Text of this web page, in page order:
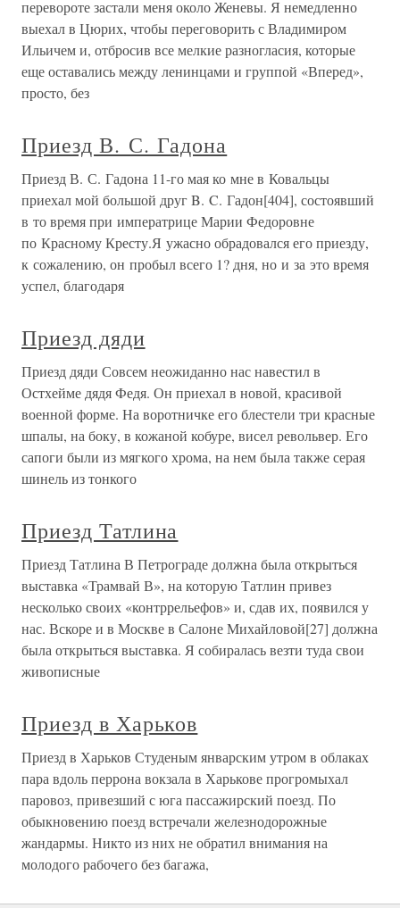
перевороте застали меня около Женевы. Я немедленно
выехал в Цюрих, чтобы переговорить с Владимиром
Ильичем и, отбросив все мелкие разногласия, которые
еще оставались между ленинцами и группой «Вперед»,
просто, без
Приезд В. С. Гадона
Приезд В. С. Гадона 11-го мая ко мне в Ковальцы
приехал мой большой друг B. C. Гадон[404], состоявший
в то время при императрице Марии Федоровне
по Красному Кресту.Я ужасно обрадовался его приезду,
к сожалению, он пробыл всего 1? дня, но и за это время
успел, благодаря
Приезд дяди
Приезд дяди Совсем неожиданно нас навестил в
Остхейме дядя Федя. Он приехал в новой, красивой
военной форме. На воротничке его блестели три красные
шпалы, на боку, в кожаной кобуре, висел револьвер. Его
сапоги были из мягкого хрома, на нем была также серая
шинель из тонкого
Приезд Татлина
Приезд Татлина В Петрограде должна была открыться
выставка «Трамвай В», на которую Татлин привез
несколько своих «контррельефов» и, сдав их, появился у
нас. Вскоре и в Москве в Салоне Михайловой[27] должна
была открыться выставка. Я собиралась везти туда свои
живописные
Приезд в Харьков
Приезд в Харьков Студеным январским утром в облаках
пара вдоль перрона вокзала в Харькове прогромыхал
паровоз, привезший с юга пассажирский поезд. По
обыкновению поезд встречали железнодорожные
жандармы. Никто из них не обратил внимания на
молодого рабочего без багажа,